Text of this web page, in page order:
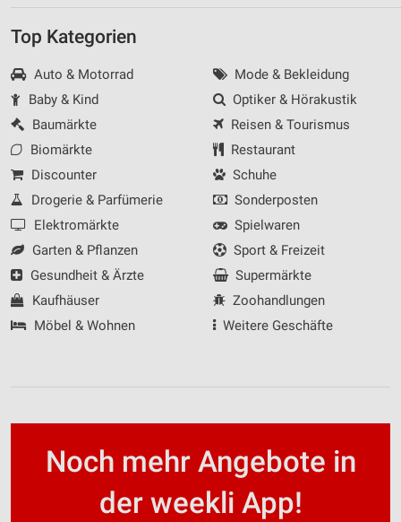
Top Kategorien
Auto & Motorrad
Baby & Kind
Baumärkte
Biomärkte
Discounter
Drogerie & Parfümerie
Elektromärkte
Garten & Pflanzen
Gesundheit & Ärzte
Kaufhäuser
Möbel & Wohnen
Mode & Bekleidung
Optiker & Hörakustik
Reisen & Tourismus
Restaurant
Schuhe
Sonderposten
Spielwaren
Sport & Freizeit
Supermärkte
Zoohandlungen
Weitere Geschäfte
Noch mehr Angebote in
der weekli App!